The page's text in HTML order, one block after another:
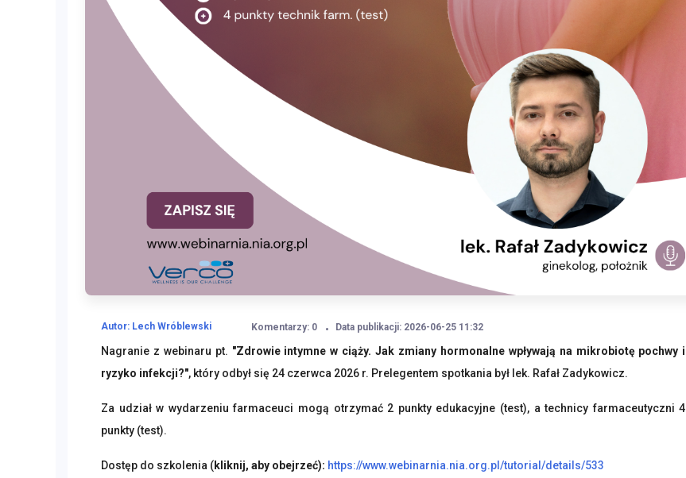
Autor: Lech Wróblewski Komentarzy: 0 Data publikacji: 2026-06-25 11:32
Nagranie z webinaru pt. "Zdrowie intymne w ciąży. Jak zmiany hormonalne wpływają na mikrobiotę pochwy i
ryzyko infekcji?", który odbył się 24 czerwca 2026 r. Prelegentem spotkania był lek. Rafał Zadykowicz.
Za udział w wydarzeniu farmaceuci mogą otrzymać 2 punkty edukacyjne (test), a technicy farmaceutyczni 4
punkty (test).
Dostęp do szkolenia (kliknij, aby obejrzeć): https://www.webinarnia.nia.org.pl/tutorial/details/533